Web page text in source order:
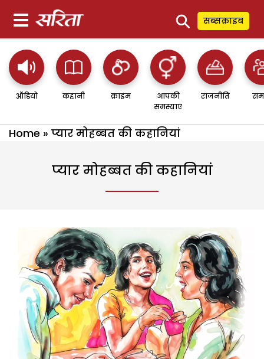
⚲ सब्सक्राइब
ऑडियो कहानी क्राइम
आपकी
समस्याएं
राजनीति
Home » प्‍यार मोहब्‍बत की कहानियां
प्‍यार मोहब्‍बत की कहानियां